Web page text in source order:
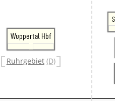
Wuppertal Hbf
Ruhrgebiet (D)